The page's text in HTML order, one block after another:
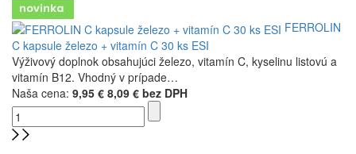
FERROLIN
C kapsule železo + vitamín C 30 ks ESI
Výživový doplnok obsahujúci železo, vitamín C, kyselinu listovú a
vitamín B12. Vhodný v prípade…
Naša cena: 9,95 € 8,09 € bez DPH